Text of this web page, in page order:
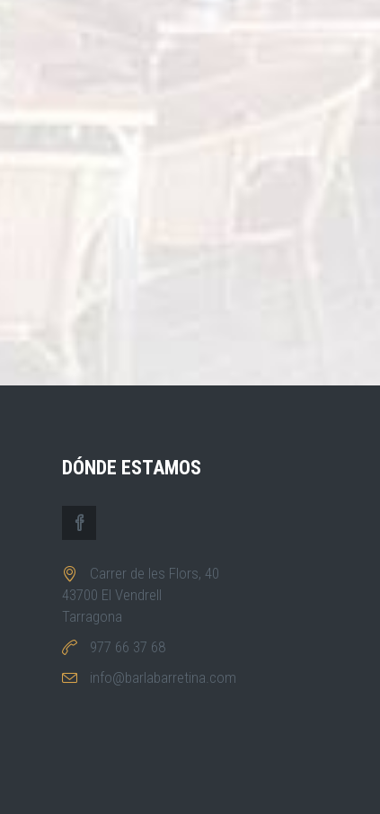
DÓNDE ESTAMOS
Carrer de les Flors, 40
43700 El Vendrell
Tarragona
977 66 37 68
info@barlabarretina.com